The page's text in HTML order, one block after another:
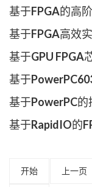
基于FPGA的高
基于FPGA高效
基于GPU FPGA
基于
基于PowerPC
基于RapidIO的
开始 上一页